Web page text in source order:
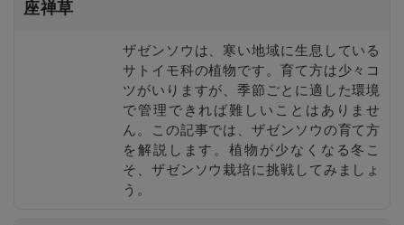
座禅草
ザゼンソウは、寒い地域に生息している
サトイモ科の植物です。育て方は少々コ
ツがいりますが、季節ごとに適した環境
で管理できれば難しいことはありませ
ん。この記事では、ザゼンソウの育て方
を解説します。植物が少なくなる冬こ
そ、ザゼンソウ栽培に挑戦してみましょ
う。